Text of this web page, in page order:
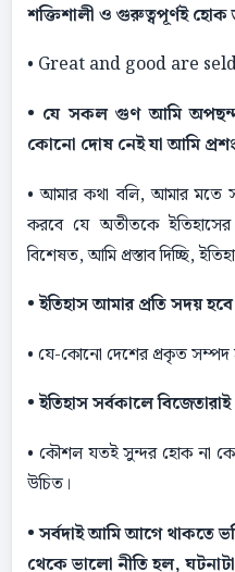
শক্তিশালী ও গুরুত্বপূর্ণই হােক
• Great and good are
• যে সকল গুণ আমি
কোনাে দোষ নেই যা আমি
• আমার কথা বলি, আমার মতে
করবে যে অতীতকে ইতিহাসের
বিশেষত, আমি প্রস্তাব দিচ্ছি,
• ইতিহাস আমার প্রতি সদয়
• যে-কোনাে দেশের প্রকৃত সম্পদ
• ইতিহাস সর্বকালে
• কৌশল যতই সুন্দর হােক না
উচিত।
• সর্বদাই আমি আগে থাকতে
থেকে ভালাে নীতি হল,